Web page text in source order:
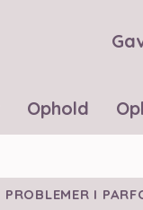
Ophold
PROBLEMER I